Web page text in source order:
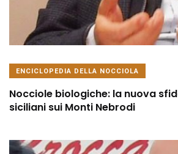
ENCICLOPEDIA DELLA NOCCIOLA
Nocciole biologiche: la nuova
siciliani sui Monti Nebrodi